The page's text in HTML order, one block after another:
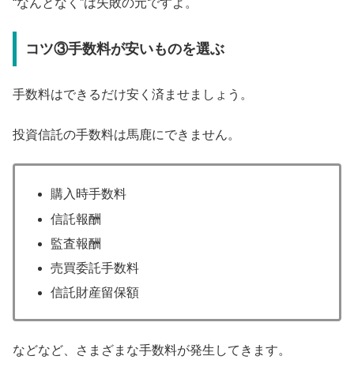
コツ③手数料が安いものを選ぶ
手数料はできるだけ安く済ませましょう。
投資信託の手数料は馬鹿にできません。
購入時手数料
信託報酬
監査報酬
売買委託手数料
信託財産留保額
などなど、さまざまな手数料が発生してきます。